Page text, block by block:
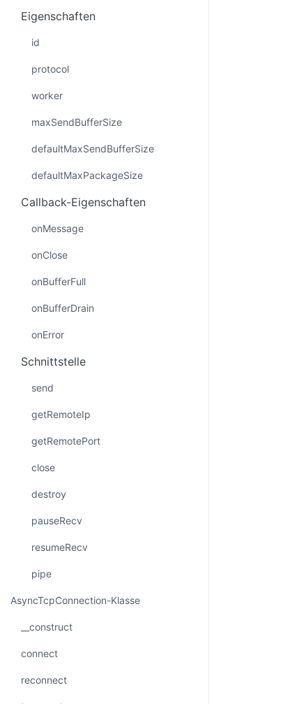
Eigenschaften
id
protocol
worker
maxSendBufferSize
defaultMaxSendBufferSize
defaultMaxPackageSize
Callback-Eigenschaften
onMessage
onClose
onBufferFull
onBufferDrain
onError
Schnittstelle
send
getRemoteIp
getRemotePort
close
destroy
pauseRecv
resumeRecv
pipe
AsyncTcpConnection-Klasse
__construct
connect
reconnect